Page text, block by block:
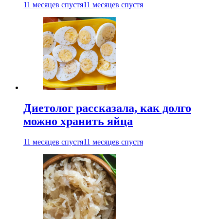
11 месяцев спустя11 месяцев спустя
Диетолог рассказала, как долго
можно хранить яйца
11 месяцев спустя11 месяцев спустя